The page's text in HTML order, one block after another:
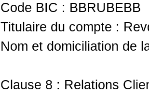
Code BIC : BBRUBEBB
Titulaire du compte :
Nom et domiciliation de
Clause 8 : Relations